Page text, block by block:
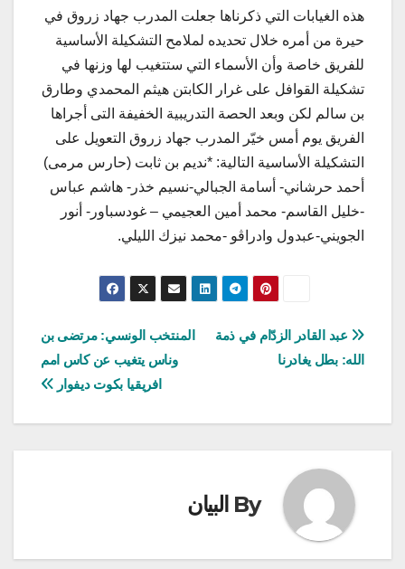
هذه الغيابات التي ذكرناها جعلت المدرب جهاد زروق في
حيرة من أمره خلال تحديده لملامح التشكيلة الأساسية
للفريق خاصة وأن الأسماء التي ستتغيب لها وزنها في
تشكيلة القوافل على غرار الكابتن هيثم المحمدي وطارق
بن سالم لكن وبعد الحصة التدريبية الخفيفة التى أجراها
الفريق يوم أمس خيّر المدرب جهاد زروق التعويل على
التشكيلة الأساسية التالية: *نديم بن ثابت (حارس مرمى)
أحمد حرشاني- أسامة الجبالي-نسيم خذر- هاشم عباس
-خليل القاسم- محمد أمين العجيمي – غودسباور- أنور
الجويني-عبدول وادراڨو -محمد نيزك الليلي.
تصفّح
المقالات
المنتخب الونسي: مرتضى بن
وناس يتغيب عن كاس امم
افريقيا بكوت ديفوار
عبد القادر الزدّام في ذمة
الله: بطل يغادرنا
By البيان